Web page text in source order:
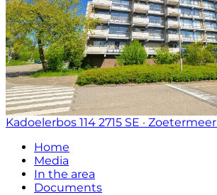
Kadoelerbos 114 2715 SE · Zoetermeer
Home
Media
In the area
Documents